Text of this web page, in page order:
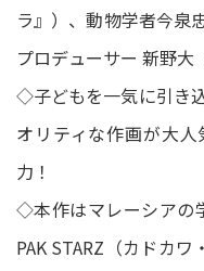
ラ』）、動物学者今泉
プロデューサー 新野大
◇子どもを一気に引き
オリティな作画が大
力！
◇本作はマレーシアの
PAK STARZ（カドカ